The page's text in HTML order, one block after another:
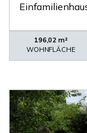
196,02 m²
WOHNFLÄCHE